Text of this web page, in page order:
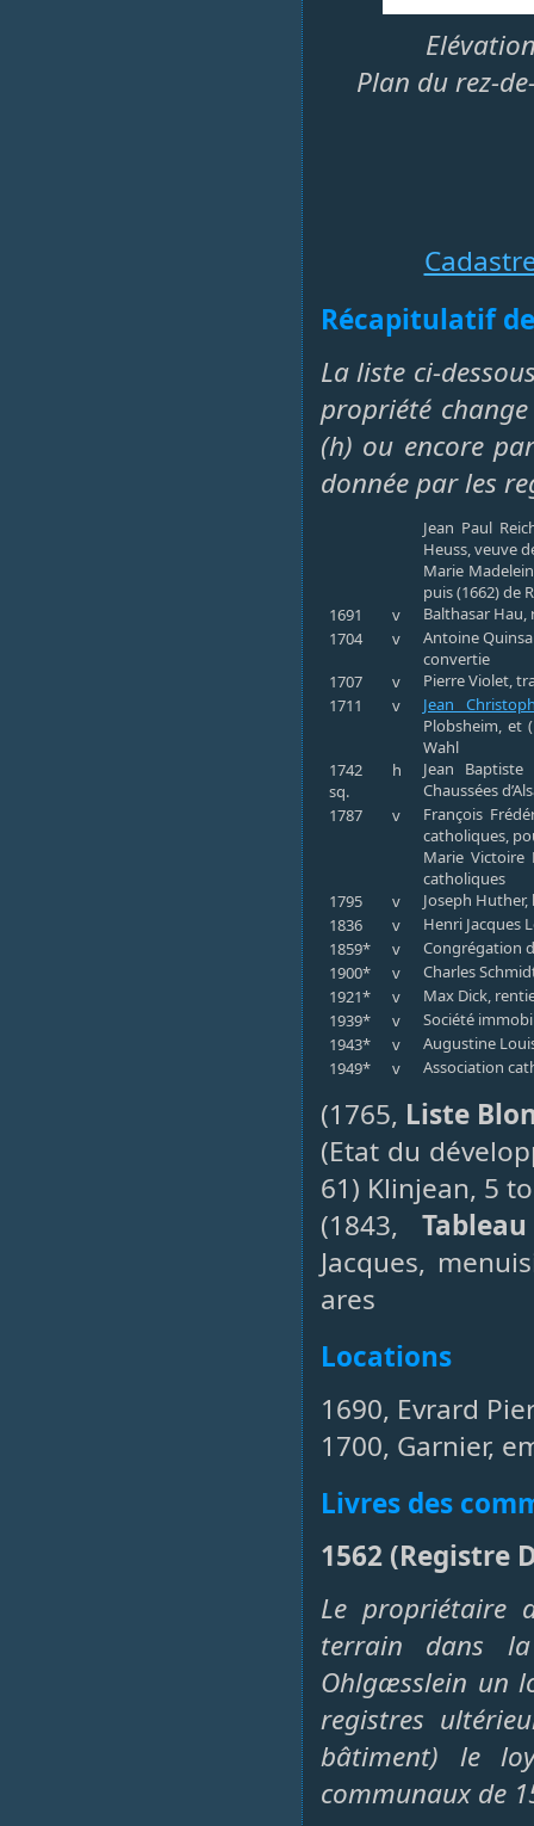
Plan du rez-
Récapitulatif
La liste ci-
propriété
(h) ou encore
donnée par les
Jean Paul
Heuss, veuve
Marie
puis (1662) de
1691
v
Balthasar
1704
v
Antoine
convertie
1707
v
Pierre Violet,
1711
v
Jean
Plobsheim, et
Wahl
1742
sq.
h
Jean
Chaussées
1787
v
François
catholiques,
Marie Victoire
catholiques
1795
v
Joseph
1836
v
Henri Jacques
1859*
v
Congrégation
1900*
v
Charles
1921*
v
Max Dick,
1939*
v
Société
1943*
v
Augustine
1949*
v Association
(1765, Liste
(Etat du
61) Klinjean, 5
(1843,
Jacques,
ares
Locations
1690, Evrard
1700, Garnier,
Livres des
1562 (Registre
Le propriétaire
terrain dans
Ohlgæsslein un
registres
bâtiment) le
communaux de